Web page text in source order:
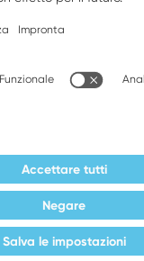
Companion brands: